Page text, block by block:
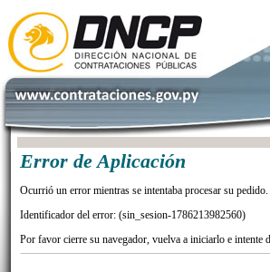
Error de Aplicación
Ocurrió un error mientras se intentaba procesar su pedido.
Identificador del error: (sin_sesion-1786213982560)
Por favor cierre su navegador, vuelva a iniciarlo e intente